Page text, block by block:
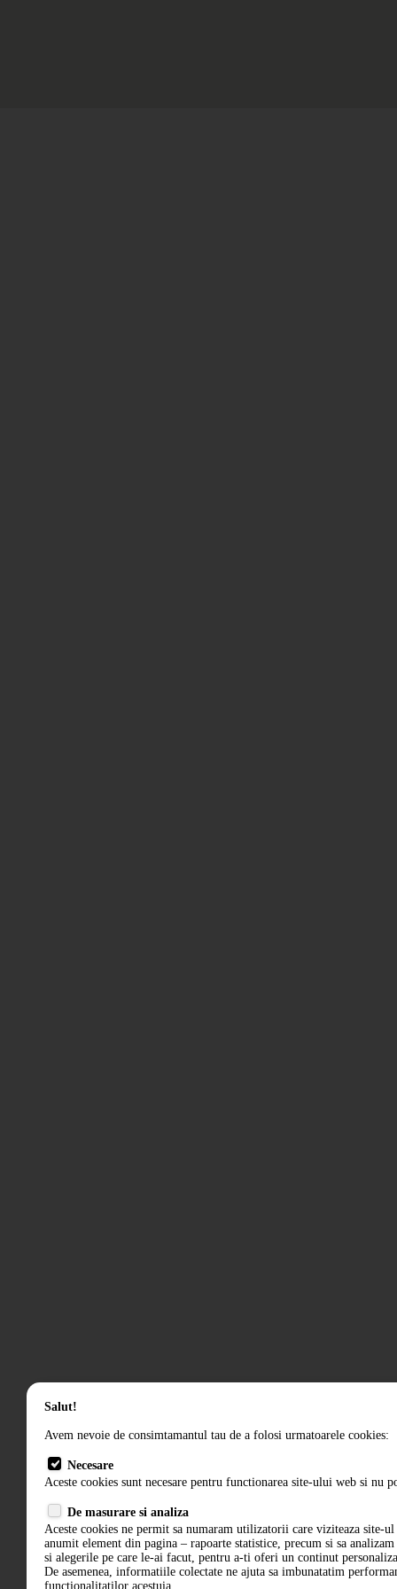
Salut!
Avem nevoie de consimtamantul tau de a folosi urmatoarele cookies:
Necesare
Aceste cookies sunt necesare pentru functionarea site-ului web si nu
De masurare si analiza
Aceste cookies ne permit sa numaram utilizatorii care viziteaza site-ul
anumit element din pagina – rapoarte statistice, precum si sa
si alegerile pe care le-ai facut, pentru a-ti oferi un continut
De asemenea, informatiile colectate ne ajuta sa imbunatatim
functionalitatilor acestuia.